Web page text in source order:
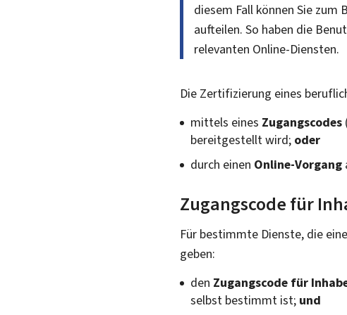
diesem Fall können Sie
aufteilen. So haben die
relevanten Online-Diensten.
Die Zertifizierung eines
mittels eines Zugangscodes
bereitgestellt wird; oder
durch einen Online-Vorgang
Zugangscode für
Für bestimmte Dienste, die
geben:
den Zugangscode für
selbst bestimmt ist; und